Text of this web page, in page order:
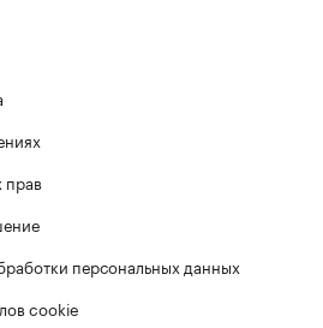
персональных данных
cookie